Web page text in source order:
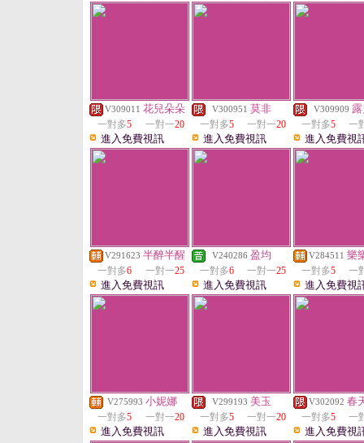
V309011 花兒朵朵
一對多5 一對一20
進入免費視訊
V300951 莫非
一對多5 一對一20
進入免費視訊
V309909
一對多5 一
進入免費視
V291623 半醉半醒
一對多6 一對一25
進入免費視訊
V240286 盈均
一對多6 一對一25
進入免費視訊
V284511 樂
一對多5 一
進入免費視
V275993 小妮娜
一對多5 一對一20
進入免費視訊
V299193 美玉
一對多5 一對一20
進入免費視訊
V302092 春
一對多5 一
進入免費視